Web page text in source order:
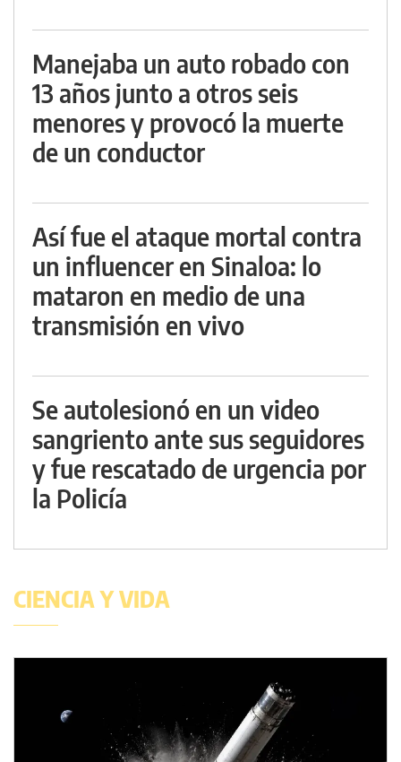
Manejaba un auto robado con
13 años junto a otros seis
menores y provocó la muerte
de un conductor
Así fue el ataque mortal contra
un influencer en Sinaloa: lo
mataron en medio de una
transmisión en vivo
Se autolesionó en un video
sangriento ante sus seguidores
y fue rescatado de urgencia por
la Policía
CIENCIA Y VIDA